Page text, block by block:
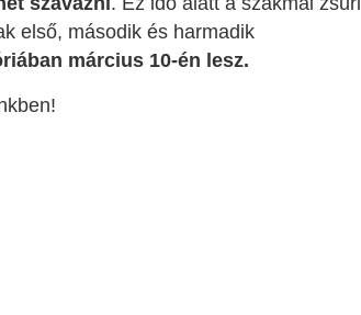
első, második és harmadik
március 10-én lesz.